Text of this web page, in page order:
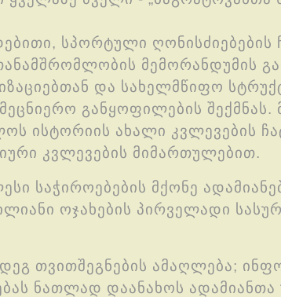
სპორტული ღონისძიებების
მემორანდუმის
და სახელმწიფო
განყოფილების შექმნას.
ისტორიის ახალი კვლევების
კვლევების მიმართულებით.
საჭიროებების მქონე
ოჯახების პირველადი
თვითშეგნების ამაღლება;
ნათლად დაანახოს ადამიანთა